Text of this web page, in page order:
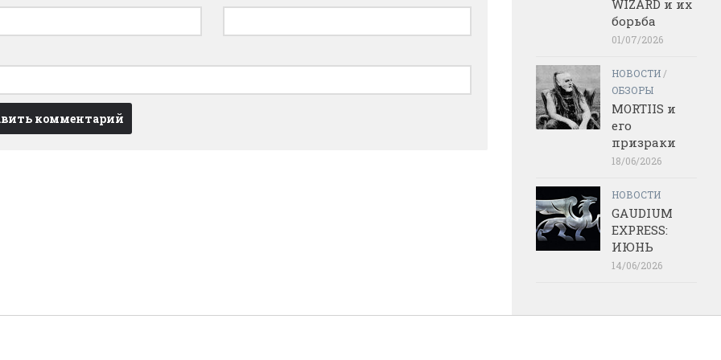
WIZARD и их
борьба
01/07/2026
НОВОСТИ /
ОБЗОРЫ
MORTIIS и
его
призраки
18/06/2026
НОВОСТИ
GAUDIUM
EXPRESS:
ИЮНЬ
14/06/2026